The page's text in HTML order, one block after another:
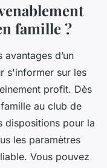
famille ?
d’un
s'informer sur les
profit. Dès
au club de
dispositions pour la
les paramètres
Vous pouvez